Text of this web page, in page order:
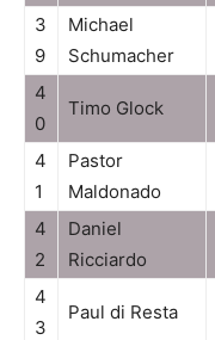
3
9
Michael
Schumacher
4
0
Timo Glock
4
1
Pastor
Maldonado
4
2
Daniel
Ricciardo
4
3
Paul di Resta